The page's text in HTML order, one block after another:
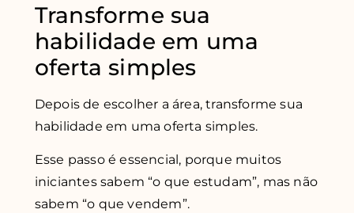
Transforme sua
habilidade em uma
oferta simples
Depois de escolher a área, transforme sua
habilidade em uma oferta simples.
Esse passo é essencial, porque muitos
iniciantes sabem “o que estudam”, mas não
sabem “o que vendem”.